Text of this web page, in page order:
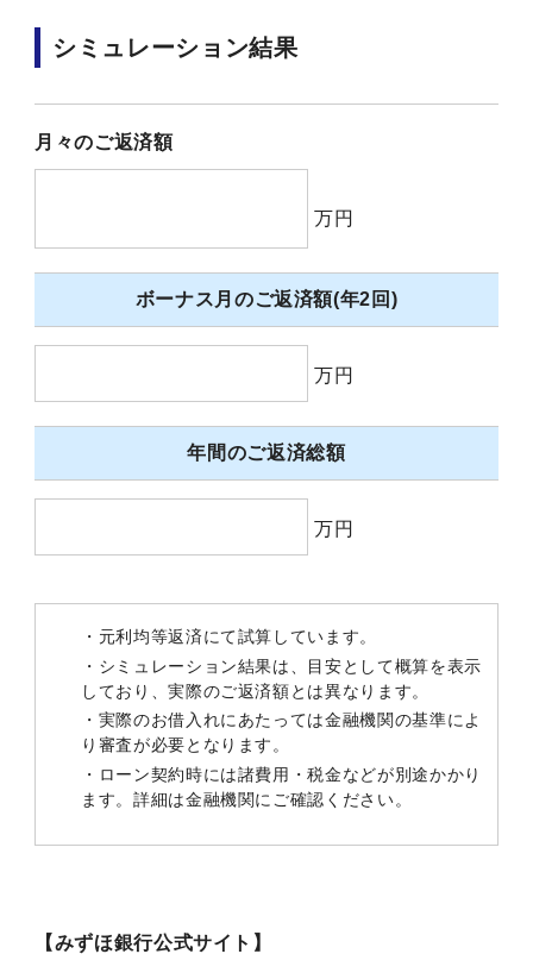
シミュレーション結果
月々のご返済額
万円
ボーナス月のご返済額(年2回)
万円
年間のご返済総額
万円
・元利均等返済にて試算しています。
・シミュレーション結果は、目安として概算を表示
しており、実際のご返済額とは異なります。
・実際のお借入れにあたっては金融機関の基準によ
り審査が必要となります。
・ローン契約時には諸費用・税金などが別途かかり
ます。詳細は金融機関にご確認ください。
【みずほ銀行公式サイト】